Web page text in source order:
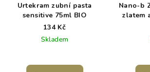
Urtekram zubní pasta
sensitive 75ml BIO
134 Kč
Skladem
Nano-b
zlatem